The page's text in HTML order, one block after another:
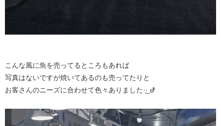
こんな風に魚を売ってるところもあれば
写真はないですが焼いてあるのも売ってたりと
お客さんのニーズに合わせて色々ありました·͜· ︎︎ᕷ